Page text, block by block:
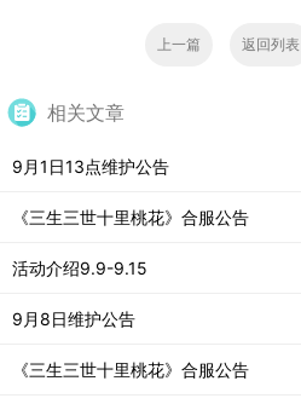
上一篇 返回列表
相关文章
9月1日13点维护公告
《三生三世十里桃花》合服公告
活动介绍9.9-9.15
9月8日维护公告
《三生三世十里桃花》合服公告